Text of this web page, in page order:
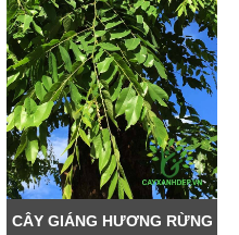
CÂY GIÁNG HƯƠNG RỪNG